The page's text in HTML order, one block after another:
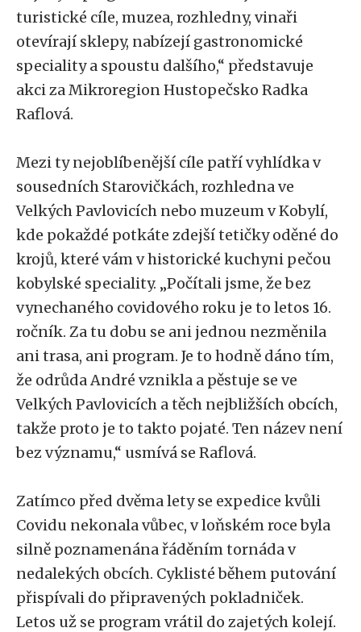
turistické cíle, muzea, rozhledny, vinaři
otevírají sklepy, nabízejí gastronomické
speciality a spoustu dalšího,“ představuje
akci za Mikroregion Hustopečsko Radka
Raflová.
Mezi ty nejoblíbenější cíle patří vyhlídka v
sousedních Starovičkách, rozhledna ve
Velkých Pavlovicích nebo muzeum v Kobylí,
kde pokaždé potkáte zdejší tetičky oděné do
krojů, které vám v historické kuchyni pečou
kobylské speciality. „Počítali jsme, že bez
vynechaného covidového roku je to letos 16.
ročník. Za tu dobu se ani jednou nezměnila
ani trasa, ani program. Je to hodně dáno tím,
že odrůda André vznikla a pěstuje se ve
Velkých Pavlovicích a těch nejbližších obcích,
takže proto je to takto pojaté. Ten název není
bez významu,“ usmívá se Raflová.
Zatímco před dvěma lety se expedice kvůli
Covidu nekonala vůbec, v loňském roce byla
silně poznamenána řáděním tornáda v
nedalekých obcích. Cyklisté během putování
přispívali do připravených pokladniček.
Letos už se program vrátil do zajetých kolejí.